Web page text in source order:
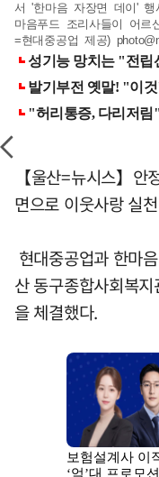
서 '한마음 자장면 데이'
마음푸드 조리사들이 어르
=현대중공업 제공)
【울산=뉴시스】
면으로 이웃사랑 실천
현대중공업과 한마
산 동구종합사회복
을 체결했다.